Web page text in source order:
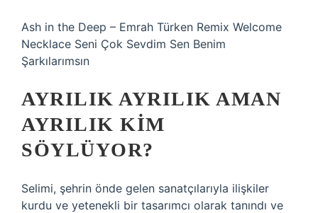
Ash in the Deep – Emrah Türken Remix Welcome
Necklace Seni Çok Sevdim Sen Benim
Şarkılarımsın
AYRILIK AYRILIK AMAN
AYRILIK KIM
SÖYLÜYOR?
Selimi, şehrin önde gelen sanatçılarıyla ilişkiler
kurdu ve yetenekli bir tasarımcı olarak tanındı ve